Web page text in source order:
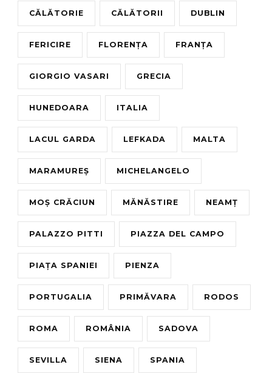
CĂLĂTORIE CĂLĂTORII DUBLIN
FERICIRE FLORENȚA FRANȚA
GIORGIO VASARI GRECIA
HUNEDOARA ITALIA
LACUL GARDA LEFKADA MALTA
MARAMUREȘ MICHELANGELO
MOȘ CRĂCIUN MĂNĂSTIRE NEAMȚ
PALAZZO PITTI PIAZZA DEL CAMPO
PIAȚA SPANIEI PIENZA
PORTUGALIA PRIMĂVARA RODOS
ROMA ROMÂNIA SADOVA
SEVILLA SIENA SPANIA